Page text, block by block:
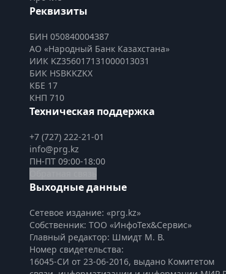
Реквизиты
БИН 050840004387
АО «Народный Банк Казахстана»
ИИК KZ356017131000013031
БИК HSBKKZKX
КБЕ 17
КНП 710
Техническая поддержка
+7 (727) 222-21-01
info@prg.kz
ПН-ПТ 09:00-18:00
Выходные данные
Сетевое издание: «prg.kz»
Собственник: ТОО «ИнфоТех&Сервис»
Главный редактор: Шмидт М. В.
Номер свидетельства:
16045-СИ от 23-06-2016, выдано Комитетом